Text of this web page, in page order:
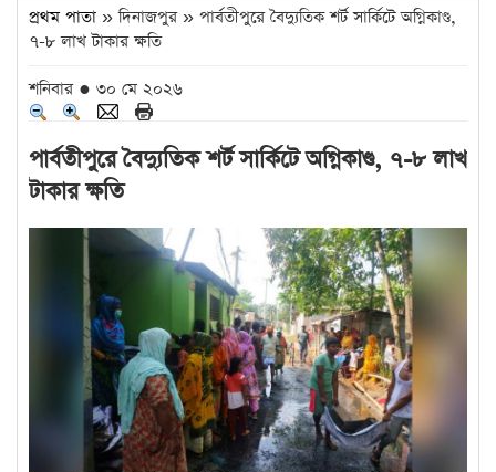
প্রথম পাতা » দিনাজপুর » পার্বতীপুরে বৈদ্যুতিক শর্ট সার্কিটে অগ্নিকাণ্ড,
৭-৮ লাখ টাকার ক্ষতি
শনিবার ● ৩০ মে ২০২৬
পার্বতীপুরে বৈদ্যুতিক শর্ট সার্কিটে অগ্নিকাণ্ড, ৭-৮ লাখ
টাকার ক্ষতি